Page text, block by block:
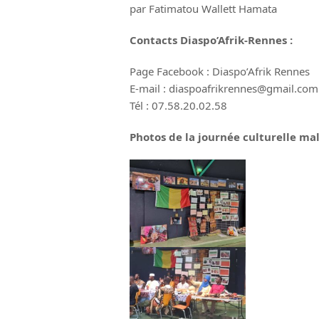
par Fatimatou Wallett Hamata
Contacts Diaspo’Afrik-Rennes :
Page Facebook : Diaspo’Afrik Rennes
E-mail : diaspoafrikrennes@gmail.com
Tél : 07.58.20.02.58
Photos de la journée culturelle